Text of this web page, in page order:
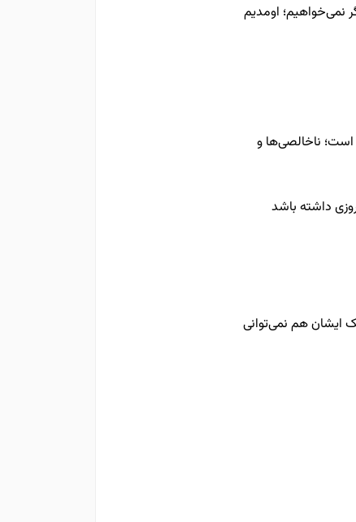
نمی‌خواهیم؛ اومدیم
ناخالصی‌ها و
داشته باشد
ایشان هم نمی‌توانی